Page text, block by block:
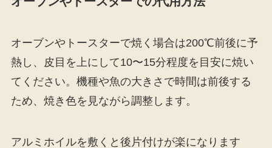
オーブンやトースターで焼く場合は200℃前後に予
熱し、皮目を上にして10〜15分程度を目安に焼い
てください。機種や魚の大きさで時間は前後する
ため、焼き色を見ながら調整します。
アルミホイルを敷くと後片付けが楽になります